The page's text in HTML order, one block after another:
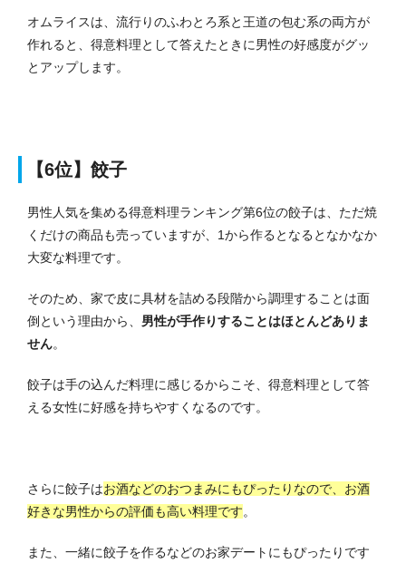
オムライスは、流行りのふわとろ系と王道の包む系の両方が
作れると、得意料理として答えたときに男性の好感度がグッ
とアップします。
【6位】餃子
男性人気を集める得意料理ランキング第6位の餃子は、ただ焼
くだけの商品も売っていますが、1から作るとなるとなかなか
大変な料理です。
そのため、家で皮に具材を詰める段階から調理することは面
倒という理由から、 男性が手作りすることはほとんどありま
せん。
餃子は手の込んだ料理に感じるからこそ、得意料理として答
える女性に好感を持ちやすくなるのです。
さらに餃子はお酒などのおつまみにもぴったりなので、お酒
好きな男性からの評価も高い料理です。
また、一緒に餃子を作るなどのお家デートにもぴったりです